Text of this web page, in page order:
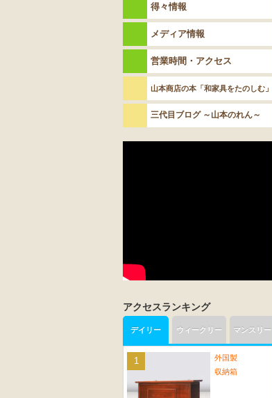
得々情報
メディア情報
営業時間・アクセス
山本商店の本「和家具をたのしむ」
三代目ブログ ～山本のれん～
アクセスランキング
デイリー
外国製
収納箱
ウィークリー マンスリー